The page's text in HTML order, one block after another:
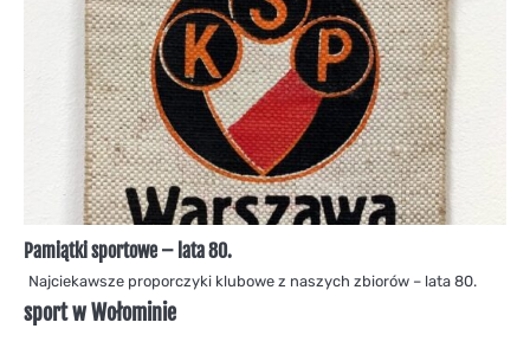
Pamiątki sportowe – lata 80.
Najciekawsze proporczyki klubowe z naszych zbiorów – lata 80.
sport w Wołominie